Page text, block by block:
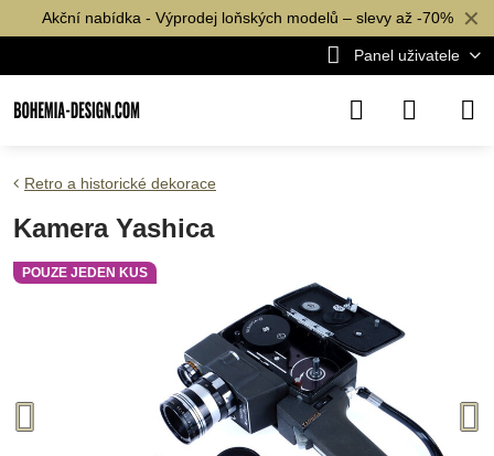
✕
Akční nabídka - Výprodej loňských modelů – slevy až -70%
Panel uživatele
POUZE JEDEN KUS
Retro a historické dekorace
Kamera Yashica